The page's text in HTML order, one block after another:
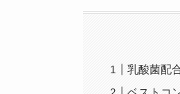
乳酸菌配